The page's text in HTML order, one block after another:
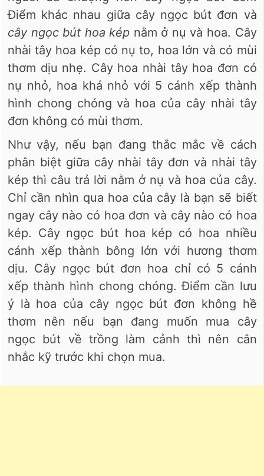
Điểm khác nhau giữa cây ngọc bút đơn và
cây ngọc bút hoa kép nằm ở nụ và hoa. Cây
nhài tây hoa kép có nụ to, hoa lớn và có mùi
thơm dịu nhẹ. Cây hoa nhài tây hoa đơn có
nụ nhỏ, hoa khá nhỏ với 5 cánh xếp thành
hình chong chóng và hoa của cây nhài tây
đơn không có mùi thơm.
Như vậy, nếu bạn đang thắc mắc về cách
phân biệt giữa cây nhài tây đơn và nhài tây
kép thì câu trả lời nằm ở nụ và hoa của cây.
Chỉ cần nhìn qua hoa của cây là bạn sẽ biết
ngay cây nào có hoa đơn và cây nào có hoa
kép. Cây ngọc bút hoa kép có hoa nhiều
cánh xếp thành bông lớn với hương thơm
dịu. Cây ngọc bút đơn hoa chỉ có 5 cánh
xếp thành hình chong chóng. Điểm cần lưu
ý là hoa của cây ngọc bút đơn không hề
thơm nên nếu bạn đang muốn mua cây
ngọc bút về trồng làm cảnh thì nên cân
nhắc kỹ trước khi chọn mua.